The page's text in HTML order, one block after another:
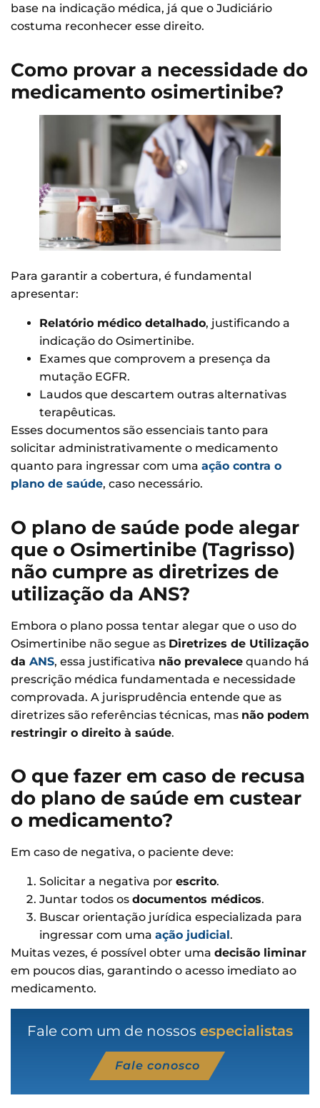
base na indicação médica, já que o Judiciário
costuma reconhecer esse direito.
Como provar a necessidade do
medicamento osimertinibe?
Para garantir a cobertura, é fundamental
apresentar:
Relatório médico detalhado, justificando a
indicação do Osimertinibe.
Exames que comprovem a presença da
mutação EGFR.
Laudos que descartem outras alternativas
terapêuticas.
Esses documentos são essenciais tanto para
solicitar administrativamente o medicamento
quanto para ingressar com uma ação contra o
plano de saúde, caso necessário.
O plano de saúde pode alegar
que o Osimertinibe (Tagrisso)
não cumpre as diretrizes de
utilização da ANS?
Embora o plano possa tentar alegar que o uso do
Osimertinibe não segue as Diretrizes de Utilização
da ANS, essa justificativa não prevalece quando há
prescrição médica fundamentada e necessidade
comprovada. A jurisprudência entende que as
diretrizes são referências técnicas, mas não podem
restringir o direito à saúde.
O que fazer em caso de recusa
do plano de saúde em custear
o medicamento?
Em caso de negativa, o paciente deve:
Solicitar a negativa por escrito.
Juntar todos os documentos médicos.
Buscar orientação jurídica especializada para
ingressar com uma ação judicial.
Muitas vezes, é possível obter uma decisão liminar
em poucos dias, garantindo o acesso imediato ao
medicamento.
Fale com um de nossos especialistas
Fale conosco